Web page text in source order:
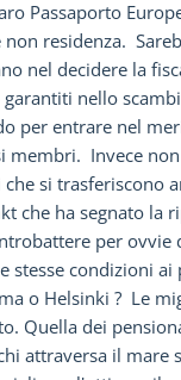
Passaporto
non residenza.
nel decidere la
nello
per entrare nel
Invece
si trasferiscono
che ha segnato la
per ovvie
stesse condizioni ai
o Helsinki ? Le
Quella dei
attraversa il mare